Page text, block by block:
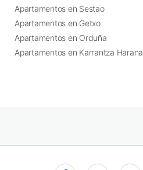
Apartamentos en Sestao
Apartamentos en Getxo
Apartamentos en Orduña
Apartamentos en Karrantza Harana